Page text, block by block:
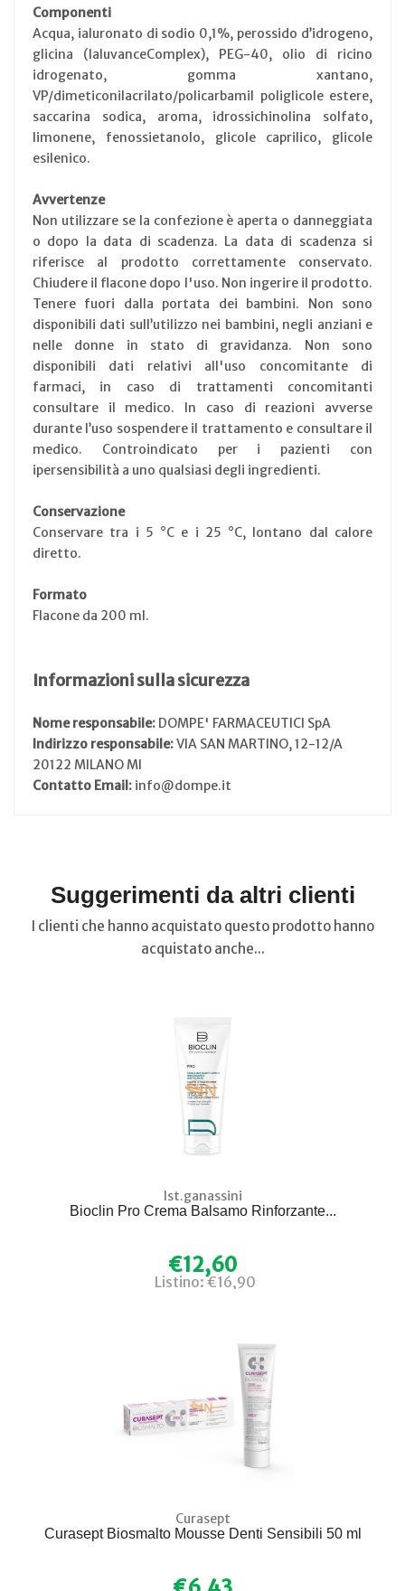
Componenti
Acqua, ialuronato di sodio 0,1%, perossido d’idrogeno,
glicina (IaluvanceComplex), PEG-40, olio di ricino
idrogenato, gomma xantano,
VP/dimeticonilacrilato/policarbamil poliglicole estere,
saccarina sodica, aroma, idrossichinolina solfato,
limonene, fenossietanolo, glicole caprilico, glicole
esilenico.
Avvertenze
Non utilizzare se la confezione è aperta o danneggiata
o dopo la data di scadenza. La data di scadenza si
riferisce al prodotto correttamente conservato.
Chiudere il flacone dopo l'uso. Non ingerire il prodotto.
Tenere fuori dalla portata dei bambini. Non sono
disponibili dati sull’utilizzo nei bambini, negli anziani e
nelle donne in stato di gravidanza. Non sono
disponibili dati relativi all'uso concomitante di
farmaci, in caso di trattamenti concomitanti
consultare il medico. In caso di reazioni avverse
durante l’uso sospendere il trattamento e consultare il
medico. Controindicato per i pazienti con
ipersensibilità a uno qualsiasi degli ingredienti.
Conservazione
Conservare tra i 5 °C e i 25 °C, lontano dal calore
diretto.
Formato
Flacone da 200 ml.
Informazioni sulla sicurezza
Nome responsabile: DOMPE' FARMACEUTICI SpA
Indirizzo responsabile:VIA SAN MARTINO, 12-12/A
20122 MILANO MI
Contatto Email: info@dompe.it
Suggerimenti da altri clienti
I clienti che hanno acquistato questo prodotto hanno
acquistato anche...
Ist.ganassini
Bioclin Pro Crema Balsamo Rinforzante...
€12,60
Listino: €16,90
Curasept
Curasept Biosmalto Mousse Denti Sensibili 50 ml